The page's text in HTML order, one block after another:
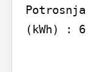
(kWh) :